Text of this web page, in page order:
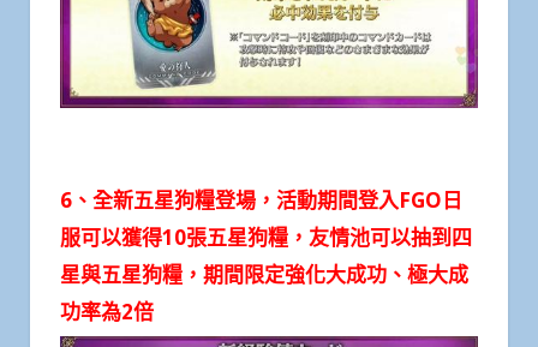
6、全新五星狗糧登場，活動期間登入FGO日
服可以獲得10張五星狗糧，友情池可以抽到四
星與五星狗糧，期間限定強化大成功、極大成
功率為2倍